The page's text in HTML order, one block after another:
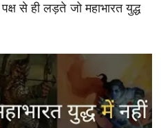
से ही लड़ते जो महाभारत युद्ध